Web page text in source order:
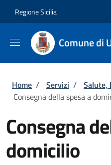
Regione Sicilia
Comune di
Briciole di
Home / Servizi / Salute,
Consegna della spesa a
Consegna
domicilio